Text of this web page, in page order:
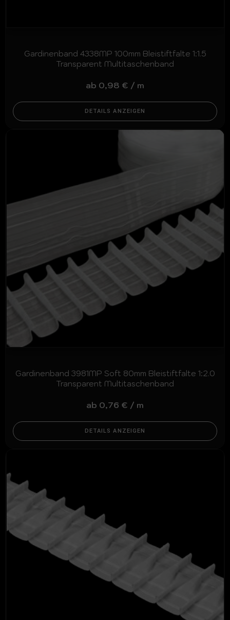
Gardinenband 4338MP 100mm Bleistiftfalte 1:1.5
Transparent Multitaschenband
ab 0,98 € / m
DETAILS ANZEIGEN
Gardinenband 3981MP Soft 80mm Bleistiftfalte 1:2.0
Transparent Multitaschenband
ab 0,76 € / m
DETAILS ANZEIGEN